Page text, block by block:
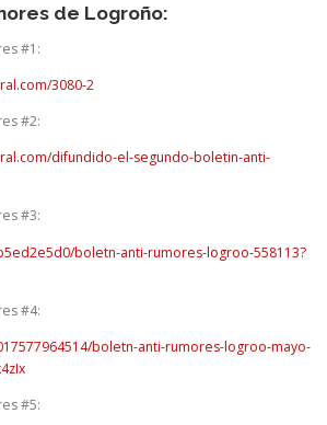
de Logroño:
#1:
3080-2
#2:
difundido-el-segundo-boletin-anti-
#3:
boletn-anti-rumores-logroo-558113?
#4:
boletn-anti-rumores-logroo-mayo-
#5: